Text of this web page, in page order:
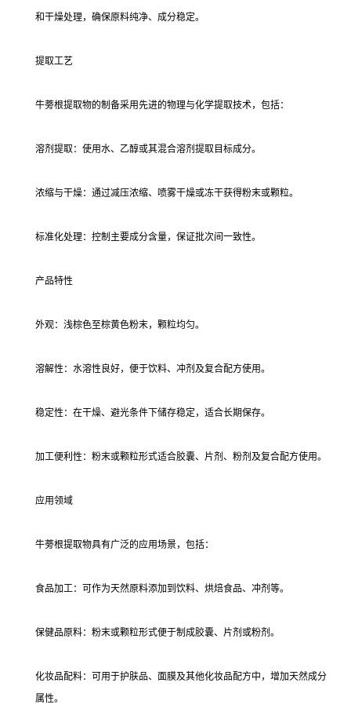
和干燥处理，确保原料纯净、成分稳定。
提取工艺
牛蒡根提取物的制备采用先进的物理与化学提取技术，包括：
溶剂提取：使用水、乙醇或其混合溶剂提取目标成分。
浓缩与干燥：通过减压浓缩、喷雾干燥或冻干获得粉末或颗粒。
标准化处理：控制主要成分含量，保证批次间一致性。
产品特性
外观：浅棕色至棕黄色粉末，颗粒均匀。
溶解性：水溶性良好，便于饮料、冲剂及复合配方使用。
稳定性：在干燥、避光条件下储存稳定，适合长期保存。
加工便利性：粉末或颗粒形式适合胶囊、片剂、粉剂及复合配方使用。
应用领域
牛蒡根提取物具有广泛的应用场景，包括：
食品加工：可作为天然原料添加到饮料、烘焙食品、冲剂等。
保健品原料：粉末或颗粒形式便于制成胶囊、片剂或粉剂。
化妆品配料：可用于护肤品、面膜及其他化妆品配方中，增加天然成分
属性。